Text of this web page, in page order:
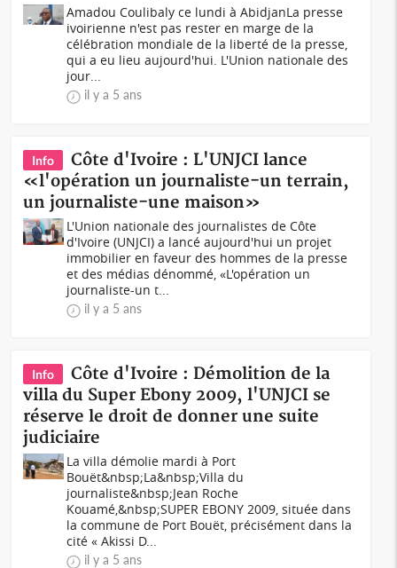
Amadou Coulibaly ce lundi à AbidjanLa presse
ivoirienne n'est pas rester en marge de la
célébration mondiale de la liberté de la presse,
qui a eu lieu aujourd'hui. L'Union nationale des
jour...
il y a 5 ans
Info
Côte d'Ivoire : L'UNJCI lance
«l'opération un journaliste-un terrain,
un journaliste-une maison»
L'Union nationale des journalistes de Côte
d'Ivoire (UNJCI) a lancé aujourd'hui un projet
immobilier en faveur des hommes de la presse
et des médias dénommé, «L'opération un
journaliste-un t...
il y a 5 ans
Info
Côte d'Ivoire : Démolition de la
villa du Super Ebony 2009, l'UNJCI se
réserve le droit de donner une suite
judiciaire
La villa démolie mardi à Port
Bouët&nbsp;La&nbsp;Villa du
journaliste&nbsp;Jean Roche
Kouamé,&nbsp;SUPER EBONY 2009, située dans
la commune de Port Bouët, précisément dans la
cité « Akissi D...
il y a 5 ans